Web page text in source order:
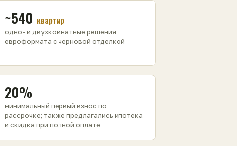
~540 квартир
одно- и двухкомнатные решения
евроформата с черновой отделкой
20%
минимальный первый взнос по
рассрочке; также предлагались ипотека
и скидка при полной оплате